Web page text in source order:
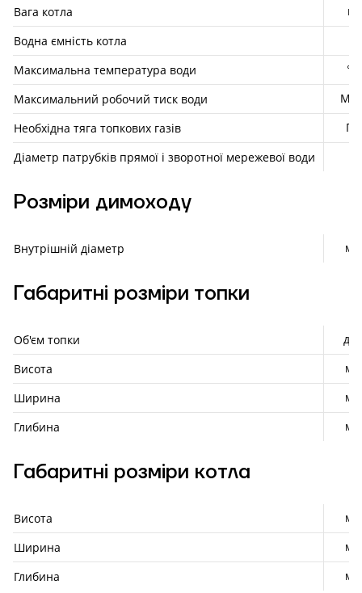
Вага котла
кг
Водна ємність котла
Максимальна температура води
°С
Максимальний робочий тиск води
Необхідна тяга топкових газів
Па
Діаметр патрубків прямої і зворотної мережевої води
Розміри димоходу
Внутрішній діаметр мм
Габаритні розміри топки
Об'єм топки
дм³
Висота
мм
Ширина
мм
Глибина
мм
Габаритні розміри котла
Висота
мм
Ширина
мм
Глибина
мм